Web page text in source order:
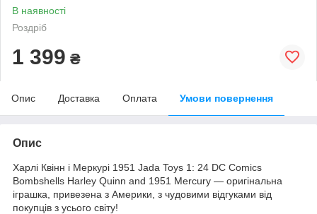
В наявності
Роздріб
1 399 ₴
Опис Доставка Оплата Умови повернення
Опис
Харлі Квінн і Меркурі 1951 Jada Toys 1: 24 DC Comics
Bombshells Harley Quinn and 1951 Mercury — оригінальна
іграшка, привезена з Америки, з чудовими відгуками від
покупців з усього світу!